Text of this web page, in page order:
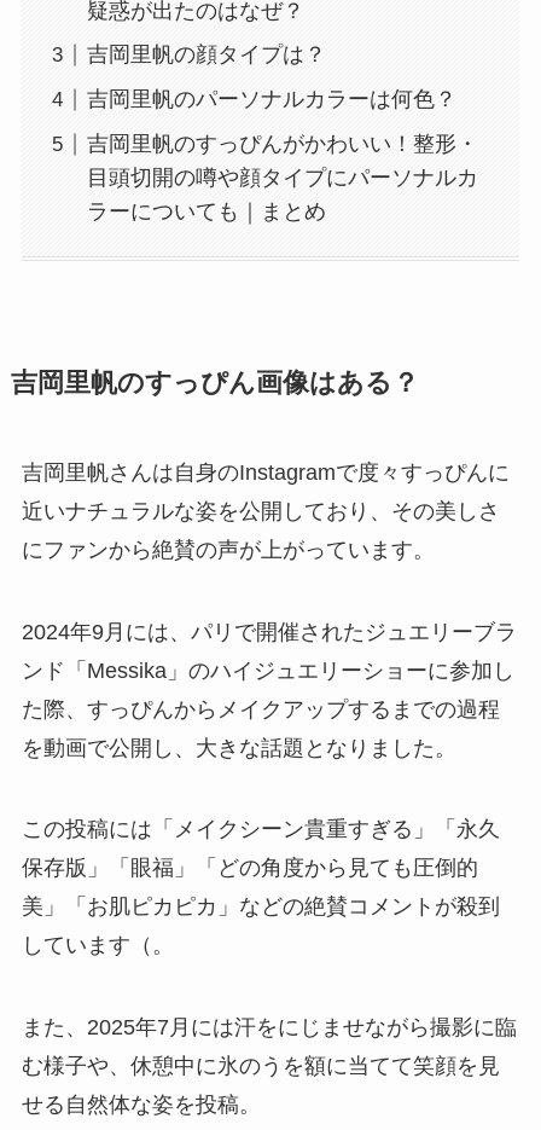
疑惑が出たのはなぜ？
吉岡里帆の顔タイプは？
吉岡里帆のパーソナルカラーは何色？
吉岡里帆のすっぴんがかわいい！整形・
目頭切開の噂や顔タイプにパーソナルカ
ラーについても｜まとめ
吉岡里帆のすっぴん画像はある？
吉岡里帆さんは自身のInstagramで度々すっぴんに
近いナチュラルな姿を公開しており、その美しさ
にファンから絶賛の声が上がっています。
2024年9月には、パリで開催されたジュエリーブラ
ンド「Messika」のハイジュエリーショーに参加し
た際、すっぴんからメイクアップするまでの過程
を動画で公開し、大きな話題となりました。
この投稿には「メイクシーン貴重すぎる」「永久
保存版」「眼福」「どの角度から見ても圧倒的
美」「お肌ピカピカ」などの絶賛コメントが殺到
しています（。
また、2025年7月には汗をにじませながら撮影に臨
む様子や、休憩中に氷のうを額に当てて笑顔を見
せる自然体な姿を投稿。